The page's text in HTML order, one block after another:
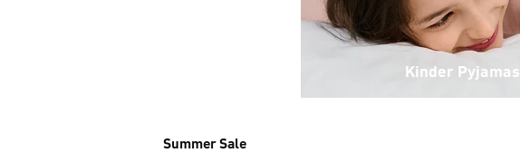
Kinder Pyjamas
Summer Sale